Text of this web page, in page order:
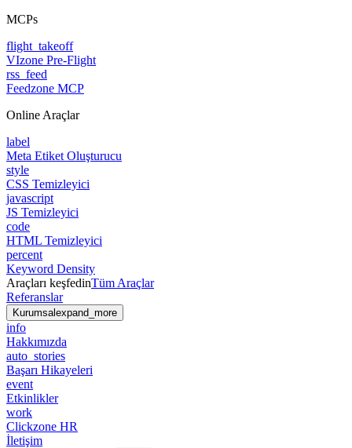
MCPs
flight_takeoff
VIzone Pre-Flight
rss_feed
Feedzone MCP
Online Araçlar
label
Meta Etiket Oluşturucu
style
CSS Temizleyici
javascript
JS Temizleyici
code
HTML Temizleyici
percent
Keyword Density
Araçları keşfedinTüm Araçlar
Referanslar
Kurumsalexpand_more
info
Hakkımızda
auto_stories
Başarı Hikayeleri
event
Etkinlikler
work
Clickzone HR
İletişim